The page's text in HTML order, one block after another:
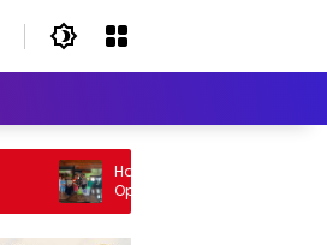
Haji Robert Satukan Kembali
Opa Djado Pomumu Setelah 30
Terpisah dari Keluarga